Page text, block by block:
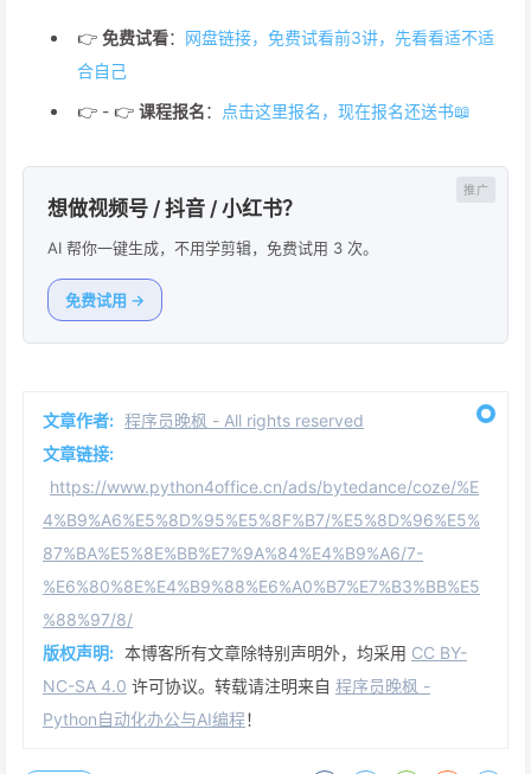
👉 免费试看： 网盘链接，免费试看前3讲，先看看适不适
合自己
👉 - 👉 课程报名： 点击这里报名，现在报名还送书📖
想做视频号 / 抖音 / 小红书？
AI 帮你一键生成，不用学剪辑，免费试用 3 次。
免费试用 →
文章作者: 程序员晚枫 - All rights reserved
文章链接:
https://www.python4office.cn/ads/bytedance/coze/%E
4%B9%A6%E5%8D%95%E5%8F%B7/%E5%8D%96%E5%
87%BA%E5%8E%BB%E7%9A%84%E4%B9%A6/7-
%E6%80%8E%E4%B9%88%E6%A0%B7%E7%B3%BB%E5
%88%97/8/
版权声明: 本博客所有文章除特别声明外，均采用 CC BY-
NC-SA 4.0 许可协议。转载请注明来自 程序员晚枫 -
Python自动化办公与AI编程！